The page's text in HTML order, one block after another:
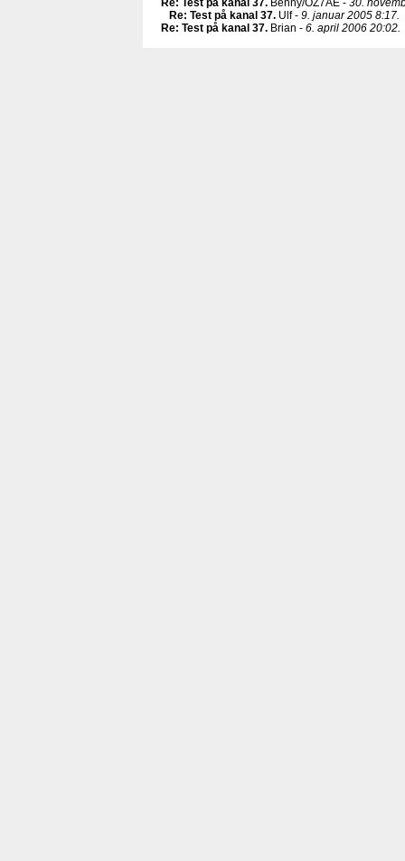
Re: Test på kanal 37. Ulf - 9. januar 2005 8:17.
Re: Test på kanal 37. Brian - 6. april 2006 20:02.